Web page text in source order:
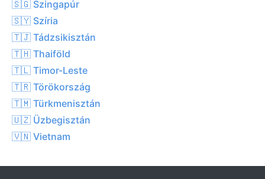
🇸🇬 Szingapúr
🇸🇾 Szíria
🇹🇯 Tádzsikisztán
🇹🇭 Thaiföld
🇹🇱 Timor-Leste
🇹🇷 Törökország
🇹🇲 Türkmenisztán
🇺🇿 Üzbegisztán
🇻🇳 Vietnam